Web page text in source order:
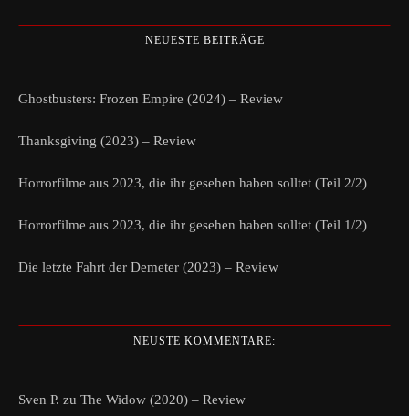
NEUESTE BEITRÄGE
Ghostbusters: Frozen Empire (2024) – Review
Thanksgiving (2023) – Review
Horrorfilme aus 2023, die ihr gesehen haben solltet (Teil 2/2)
Horrorfilme aus 2023, die ihr gesehen haben solltet (Teil 1/2)
Die letzte Fahrt der Demeter (2023) – Review
NEUSTE KOMMENTARE:
Sven P. zu The Widow (2020) – Review